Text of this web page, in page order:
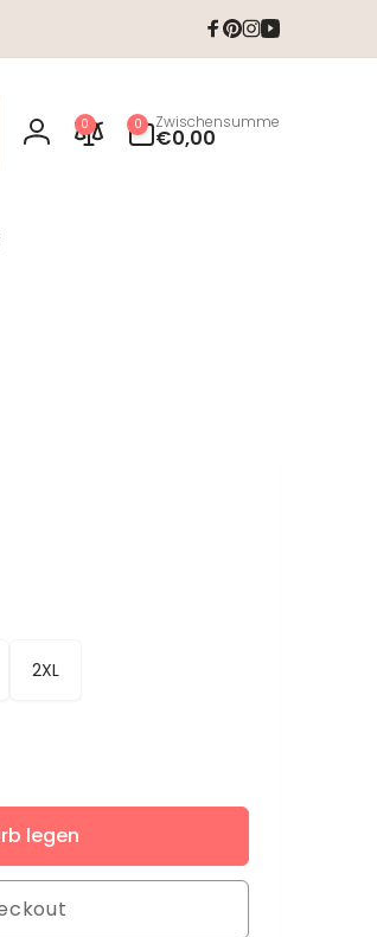
Facebook
Pinterest
Instagram
YouTube
Einloggen
0 0
Artikel
Zwischensumme
€0,00
2XL
legen